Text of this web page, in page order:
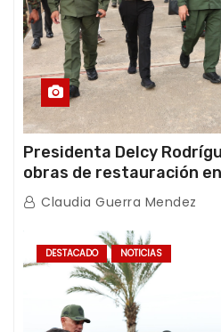
Presidenta Delcy
obras de restauración
afectaciones sísmicas en
Claudia Guerra Mendez
DESTACADO NOTICIAS